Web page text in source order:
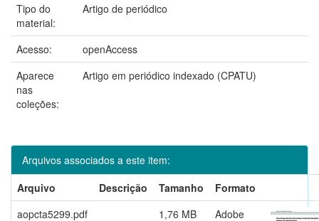
Tipo do
material:
Artigo de periódico
Acesso:
openAccess
Aparece
nas
coleções:
Artigo em periódico indexado (CPATU)
Arquivos associados a este item:
Arquivo
Descrição Tamanho
Formato
aopcta5299.pdf
1,76 MB
Adobe